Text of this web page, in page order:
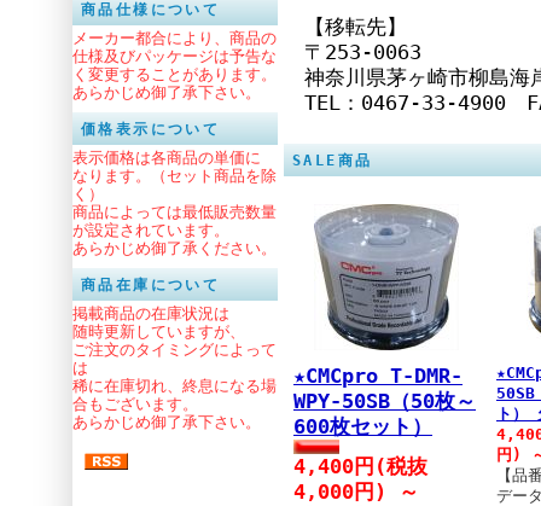
商品仕様について
メーカー都合により、商品の
仕様及びパッケージは予告な
く変更することがあります。
あらかじめ御了承下さい。
価格表示について
表示価格は各商品の単価に
なります。（セット商品を除
く）
商品によっては最低販売数量
が設定されています。
あらかじめ御了承ください。
商品在庫について
掲載商品の在庫状況は
随時更新していますが、
ご注文のタイミングによって
は
稀に在庫切れ、終息になる場
合もございます。
あらかじめ御了承下さい。
【移転先】
〒253-0063
神奈川県茅ヶ崎市柳島海
TEL：0467-33-4900
今後とも倍旧のご支援、
い申し上げます。
2021.8/9 RiTEK
CDR-D80CG10SC
CDR-
D80CG100
2021.8/9 RiTEK
DVDR-D47CG10SC
DVDR-D47CG100
2017.8/2 CMCpro 新
T-CDR-WPY-50SB
T-
2017.6.21 HiDISC カ
HDAT90N4P
2017.5.24 AFINIA カ
SALE商品
★CMCpro T-DMR-
WPY-50SB（50枚～
600枚セット）
4,400円(税抜
4,000円) ～
50SB
ト）
円)
【品
デー